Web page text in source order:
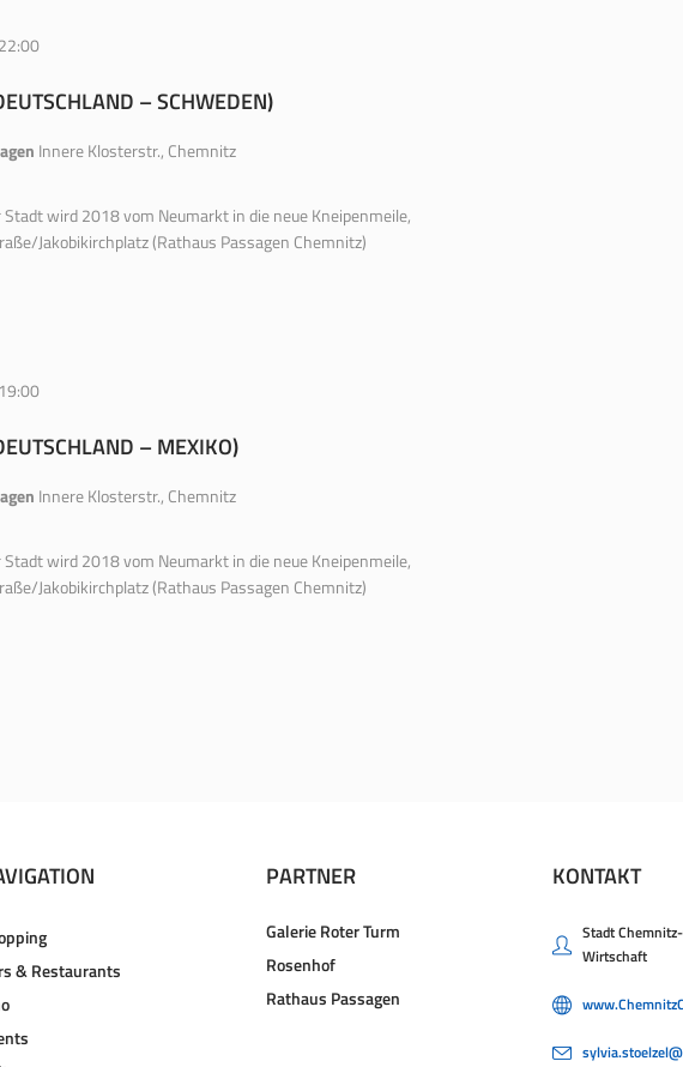
22:00
– SCHWEDEN)
Innere Klosterstr., Chemnitz
wird 2018 vom Neumarkt in die neue Kneipenmeile,
Jakobikirchplatz (Rathaus Passagen Chemnitz)
19:00
– MEXIKO)
Innere Klosterstr., Chemnitz
wird 2018 vom Neumarkt in die neue Kneipenmeile,
Jakobikirchplatz (Rathaus Passagen Chemnitz)
& Restaurants
PARTNER
Galerie Roter Turm
Rosenhof
Rathaus Passagen
KONTAKT
Stadt
Wirtschaft